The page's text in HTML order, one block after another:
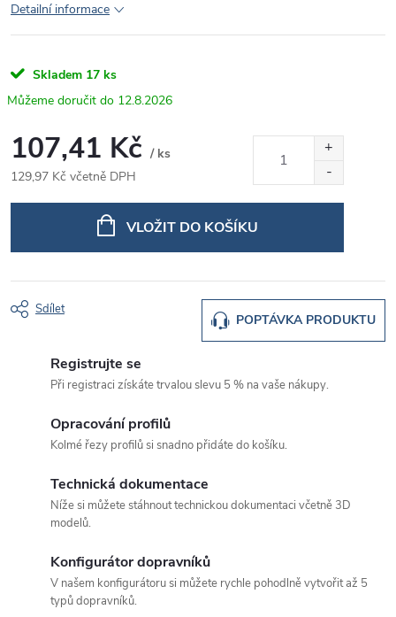
Detailní informace
Skladem 17 ks
12.8.2026
107,41 Kč / ks
129,97 Kč včetně DPH
VLOŽIT DO KOŠÍKU
POPTÁVKA PRODUKTU
Sdílet
Registrujte se
Při registraci získáte trvalou slevu 5 % na vaše nákupy.
Opracování profilů
Kolmé řezy profilů si snadno přidáte do košíku.
Technická dokumentace
Níže si můžete stáhnout technickou dokumentaci včetně 3D
modelů.
Konfigurátor dopravníků
V našem konfigurátoru si můžete rychle pohodlně vytvořit až 5
typů dopravníků.